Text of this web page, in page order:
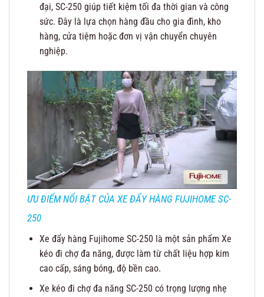
đại, SC-250 giúp tiết kiệm tối đa thời gian và công
sức. Đây là lựa chọn hàng đầu cho gia đình, kho
hàng, cửa tiệm hoặc đơn vị vận chuyển chuyên
nghiệp.
ƯU ĐIỂM NỔI BẬT CỦA XE ĐẨY HÀNG FUJIHOME SC-
250
Xe đẩy hàng Fujihome SC-250 là một sản phẩm Xe
kéo đi chợ đa năng, được làm từ chất liệu hợp kim
cao cấp, sáng bóng, độ bền cao.
Xe kéo đi chợ đa năng SC-250 có trọng lượng nhẹ